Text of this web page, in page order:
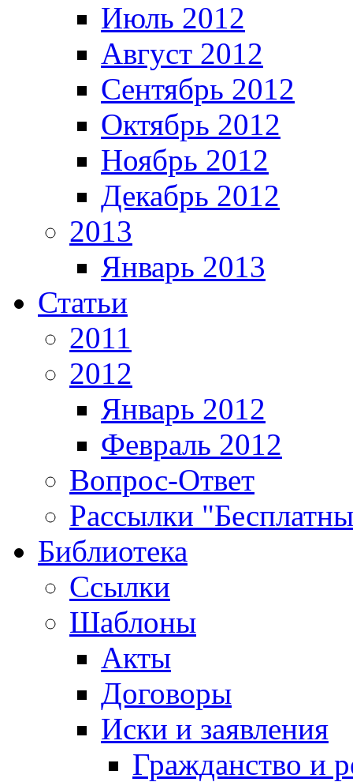
Июль 2012
Август 2012
Сентябрь 2012
Октябрь 2012
Ноябрь 2012
Декабрь 2012
2013
Январь 2013
Статьи
2011
2012
Январь 2012
Февраль 2012
Вопрос-Ответ
Рассылки
Библиотека
Ссылки
Шаблоны
Акты
Договоры
Иски и заявления
Гражданство и